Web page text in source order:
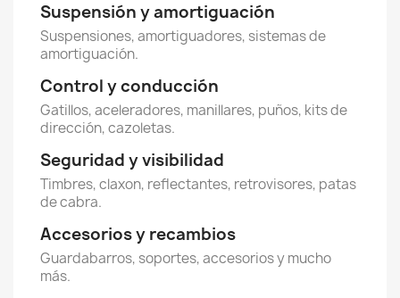
Suspensión y amortiguación
Suspensiones, amortiguadores, sistemas de
amortiguación.
Control y conducción
Gatillos, aceleradores, manillares, puños, kits de
dirección, cazoletas.
Seguridad y visibilidad
Timbres, claxon, reflectantes, retrovisores, patas
de cabra.
Accesorios y recambios
Guardabarros, soportes, accesorios y mucho
más.